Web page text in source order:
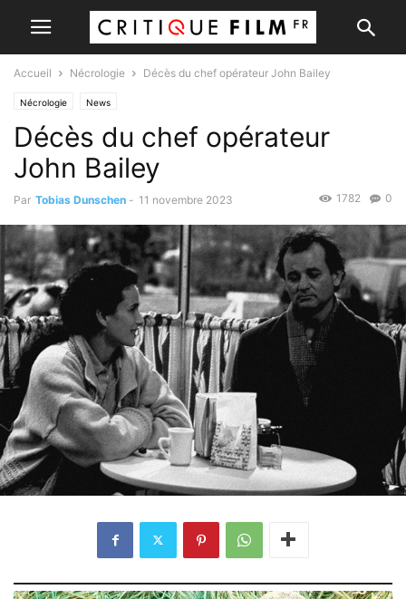
Accueil Nécrologie Décès du chef opérateur John Bailey
Nécrologie News
Décès du chef opérateur
John Bailey
Par Tobias Dunschen - 11 novembre 2023 0
1782